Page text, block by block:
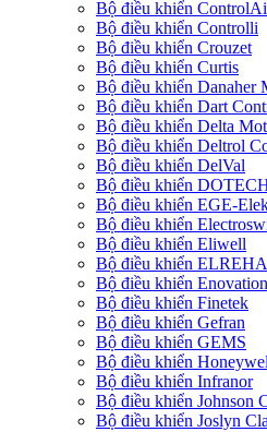
Bộ điều khiển
Bộ điều khiển Controlli
Bộ điều khiển Crouzet
Bộ điều khiển Curtis
Bộ điều khiển Danaher
Bộ điều khiển Dart
Bộ điều khiển Delta
Bộ điều khiển Deltrol
Bộ điều khiển DelVal
Bộ điều khiển
Bộ điều khiển EGE-
Bộ điều khiển
Bộ điều khiển Eliwell
Bộ điều khiển ELREHA
Bộ điều khiển
Bộ điều khiển Finetek
Bộ điều khiển Gefran
Bộ điều khiển GEMS
Bộ điều khiển
Bộ điều khiển Infranor
Bộ điều khiển Johnson
Bộ điều khiển Joslyn